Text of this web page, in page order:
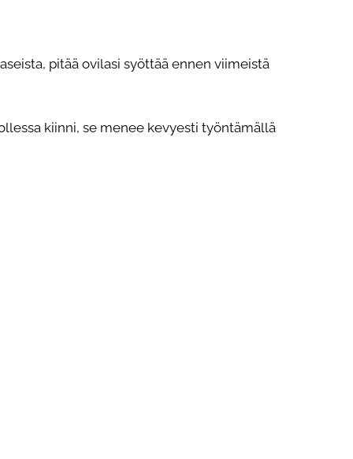
pitää ovilasi syöttää ennen viimeistä
kiinni, se menee kevyesti työntämällä